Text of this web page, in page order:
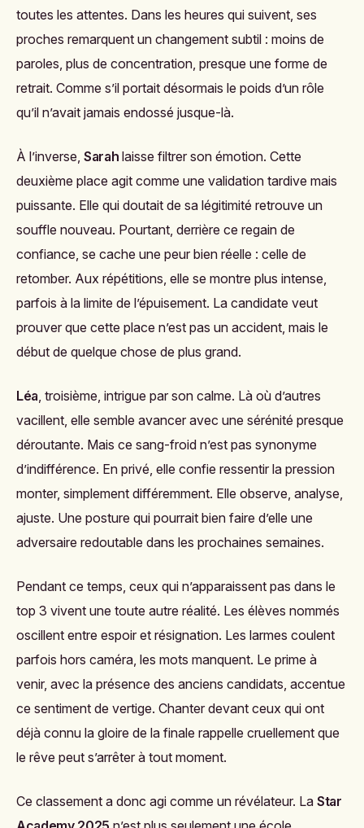
toutes les attentes. Dans les heures qui suivent, ses
proches remarquent un changement subtil : moins de
paroles, plus de concentration, presque une forme de
retrait. Comme s’il portait désormais le poids d’un rôle
qu’il n’avait jamais endossé jusque-là.
À l’inverse, Sarah laisse filtrer son émotion. Cette
deuxième place agit comme une validation tardive mais
puissante. Elle qui doutait de sa légitimité retrouve un
souffle nouveau. Pourtant, derrière ce regain de
confiance, se cache une peur bien réelle : celle de
retomber. Aux répétitions, elle se montre plus intense,
parfois à la limite de l’épuisement. La candidate veut
prouver que cette place n’est pas un accident, mais le
début de quelque chose de plus grand.
Léa, troisième, intrigue par son calme. Là où d’autres
vacillent, elle semble avancer avec une sérénité presque
déroutante. Mais ce sang-froid n’est pas synonyme
d’indifférence. En privé, elle confie ressentir la pression
monter, simplement différemment. Elle observe, analyse,
ajuste. Une posture qui pourrait bien faire d’elle une
adversaire redoutable dans les prochaines semaines.
Pendant ce temps, ceux qui n’apparaissent pas dans le
top 3 vivent une toute autre réalité. Les élèves nommés
oscillent entre espoir et résignation. Les larmes coulent
parfois hors caméra, les mots manquent. Le prime à
venir, avec la présence des anciens candidats, accentue
ce sentiment de vertige. Chanter devant ceux qui ont
déjà connu la gloire de la finale rappelle cruellement que
le rêve peut s’arrêter à tout moment.
Ce classement a donc agi comme un révélateur. La Star